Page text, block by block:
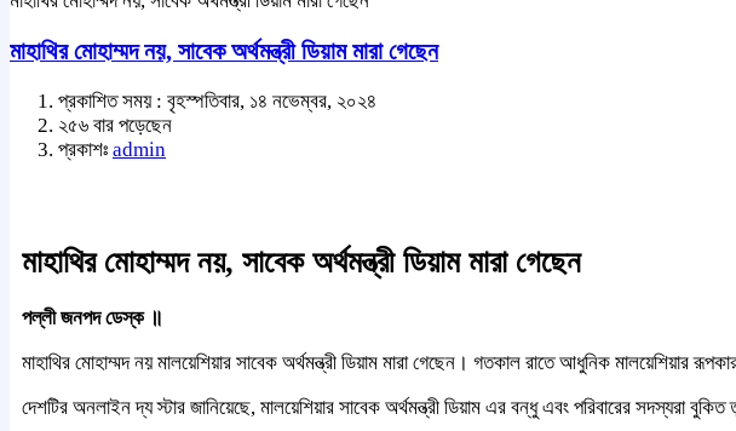
মাহাথির মোহাম্মদ নয়, সাবেক অর্থমন্ত্রী ডিয়াম মারা গেছেন
প্রকাশিত সময় : বৃহস্পতিবার, ১৪ নভেম্বর, ২০২৪
২৫৬ বার পড়েছেন
প্রকাশঃ admin
মাহাথির মোহাম্মদ নয়, সাবেক অর্থমন্ত্রী ডিয়াম মারা গেছেন
পল্লী জনপদ ডেস্ক ॥
মাহাথির মোহাম্মদ নয় মালয়েশিয়ার সাবেক অর্থমন্ত্রী ডিয়াম মারা গেছেন। গতকাল রাতে আধুনিক মালয়েশিয়ার
দেশটির অনলাইন দ্য স্টার জানিয়েছে, মালয়েশিয়ার সাবেক অর্থমন্ত্রী ডিয়াম এর বন্ধু এবং পরিবারের সদস্যরা